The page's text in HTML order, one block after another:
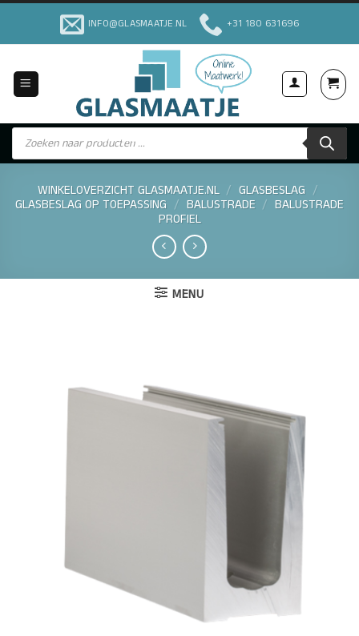
Ga
inhoud
INFO@GLASMAATJE.NL +31 180 631696
Voor Particulieren & Bedrijven
Producten
zoeken
WINKELOVERZICHT GLASMAATJE.NL / GLASBESLAG /
GLASBESLAG OP TOEPASSING / BALUSTRADE / BALUSTRADE
PROFIEL
MENU